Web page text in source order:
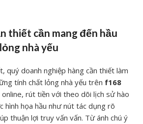
thiết cần mang đến hầu
nhà yếu
quý doanh nghiệp hàng cần thiết làm
tính chất lỏng nhà yếu trên f168
rút tiền với theo dõi lịch sử hào
hình họa hầu như nút tác dụng rõ
thuận lợi truy vấn vấn. Từ ánh chú ý